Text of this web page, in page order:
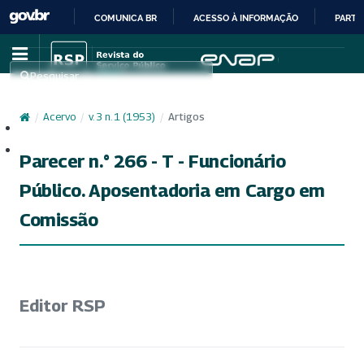
IR
PARA
CONTEÚDO
COMUNICA BR ACESSO À INFORMAÇÃO
Pesquisar
/ Acervo / v. 3 n. 1 (1953) / Artigos
Parecer n.° 266 - T - Funcionário
Público. Aposentadoria em Cargo em
Comissão
Editor RSP